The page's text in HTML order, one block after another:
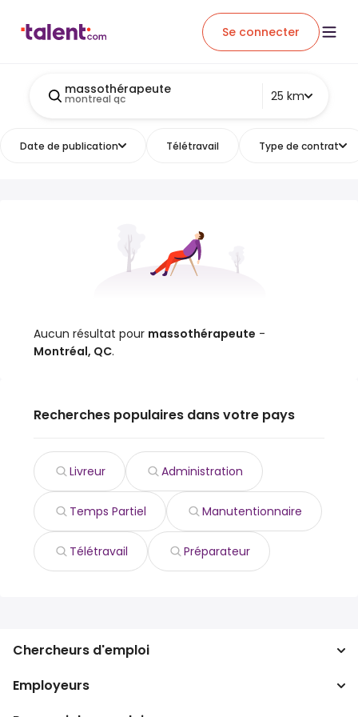
Se connecter
massothérapeute
montreal qc 25 km
Date de publication Télétravail Type de contrat
Aucun résultat pour massothérapeute -
Montréal, QC.
Recherches populaires dans votre pays
Livreur Administration
Temps Partiel Manutentionnaire
Télétravail Préparateur
Chercheurs d'emploi
Recherche d'emploi
Recherche de salaire
Employeurs